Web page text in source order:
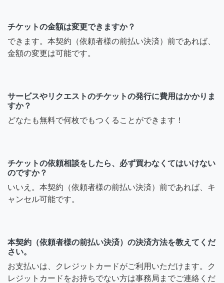
チケットの金額は変更できますか？
できます。本契約（依頼者様の前払い決済）前であれば、
金額の変更は可能です。
サービスやリクエストのチケットの発行に費用はかかりま
すか？
どなたも無料で何枚でもつくることができます！
チケットの依頼相談をしたら、必ず買わなくてはいけない
のですか？
いいえ。本契約（依頼者様の前払い決済）前であれば、キ
ャンセル可能です。
本契約（依頼者様の前払い決済）の決済方法を教えてくだ
さい。
お支払いは、クレジットカードがご利用いただけます。ク
レジットカードをお持ちでない方は事務局までご連絡くだ